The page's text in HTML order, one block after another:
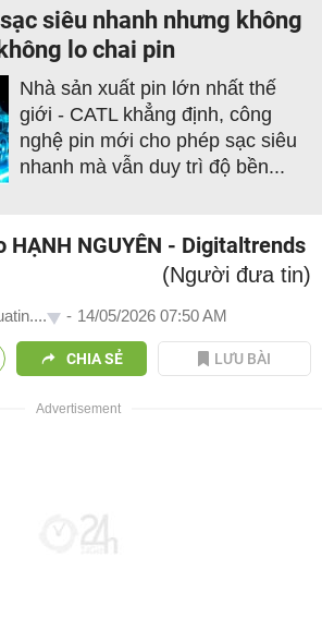
siêu nhanh nhưng không
lo chai pin
Nhà sản xuất pin lớn nhất thế
giới - CATL khẳng định, công
nghệ pin mới cho phép sạc siêu
nhanh mà vẫn duy trì độ bền...
HẠNH NGUYÊN - Digitaltrends
(Người đưa tin)
- 14/05/2026 07:50 AM
CHIA SẺ LƯU BÀI